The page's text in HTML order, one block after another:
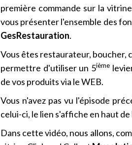
première commande sur la
vous présenter l'ensemble des
GesRestauration.
Vous êtes restaurateur, boucher,
permettre d'utiliser un 5ième
de vos produits via le WEB.
Vous n'avez pas vu l'épisode
celui-ci, le lien s'affiche en haut de
Dans cette vidéo, nous allons,